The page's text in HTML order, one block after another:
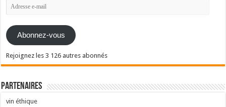
Adresse
e-
Abonnez-vous
Rejoignez les 3 126 autres abonnés
Partenaires
vin éthique